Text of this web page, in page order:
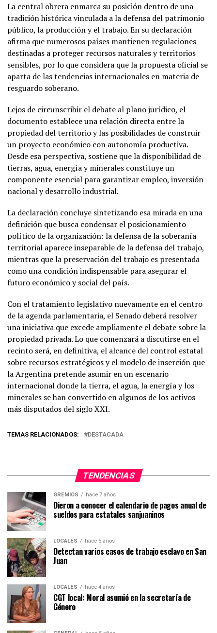
La central obrera enmarca su posición dentro de una
tradición histórica vinculada a la defensa del patrimonio
público, la producción y el trabajo. En su declaración
afirma que numerosos países mantienen regulaciones
destinadas a proteger recursos naturales y territorios
sensibles, por lo que considera que la propuesta oficial se
aparta de las tendencias internacionales en materia de
resguardo soberano.
Lejos de circunscribir el debate al plano jurídico, el
documento establece una relación directa entre la
propiedad del territorio y las posibilidades de construir
un proyecto económico con autonomía productiva.
Desde esa perspectiva, sostiene que la disponibilidad de
tierras, agua, energía y minerales constituye un
componente esencial para garantizar empleo, inversión
nacional y desarrollo industrial.
La declaración concluye sintetizando esa mirada en una
definición que busca condensar el posicionamiento
político de la organización: la defensa de la soberanía
territorial aparece inseparable de la defensa del trabajo,
mientras que la preservación del trabajo es presentada
como una condición indispensable para asegurar el
futuro económico y social del país.
Con el tratamiento legislativo nuevamente en el centro
de la agenda parlamentaria, el Senado deberá resolver
una iniciativa que excede ampliamente el debate sobre la
propiedad privada. Lo que comenzará a discutirse en el
recinto será, en definitiva, el alcance del control estatal
sobre recursos estratégicos y el modelo de inserción que
la Argentina pretende asumir en un escenario
internacional donde la tierra, el agua, la energía y los
minerales se han convertido en algunos de los activos
más disputados del siglo XXI.
TEMAS RELACIONADOS: DESTACADA
TENDENCIAS
GREMIOS hace 7 años
Dieron a conocer el calendario de pagos anual de
sueldos para estatales sanjuaninos
LOCALES hace 5 años
Detectan varios casos de trabajo esclavo en San
Juan
LOCALES hace 4 años
CGT local: Moral asumió en la secretaría de
Género